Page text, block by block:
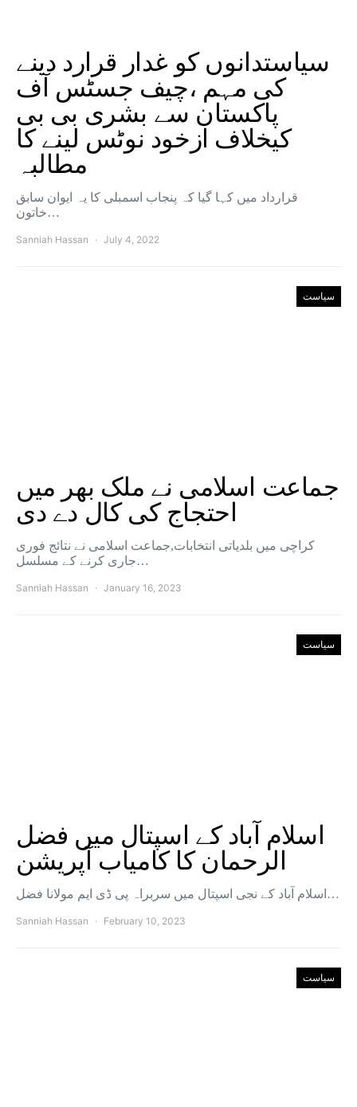
سیاستدانوں کو غدار قرارد دینے
کی مہم ،چیف جسٹس آف
پاکستان سے بشری بی بی
کیخلاف ازخود نوٹس لینے کا
مطالبہ
قرارداد میں کہا گیا کہ پنجاب اسمبلی کا یہ ایوان سابق
خاتون…
Sanniah Hassan July 4, 2022
سیاست
جماعت اسلامی نے ملک بھر میں
احتجاج کی کال دے دی
کراچی میں بلدیاتی انتخابات,جماعت اسلامی نے نتائج فوری
جاری کرنے کے مسلسل…
Sanniah Hassan January 16, 2023
سیاست
اسلام آباد کے اسپتال میں فضل
الرحمان کا کامیاب آپریشن
اسلام آباد کے نجی اسپتال میں سربراہ پی ڈی ایم مولانا فضل…
Sanniah Hassan February 10, 2023
سیاست